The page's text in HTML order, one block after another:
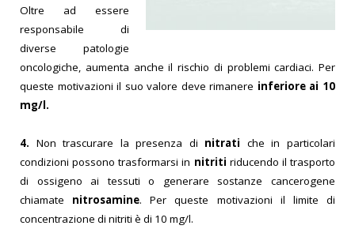
Oltre ad essere
responsabile di
diverse patologie
oncologiche, aumenta anche il rischio di problemicardiaci. Per
queste motivazioni il suo valore deve rimanere inferiore ai 10
mg/l.
4. Non trascurare la presenza di nitrati che in particolari
condizioni possono trasformarsi in nitriti riducendo il trasporto
di ossigeno ai tessuti o generare sostanze cancerogene
chiamate nitrosamine. Per queste motivazioni il limite di
concentrazione di nitriti è di 10 mg/l.